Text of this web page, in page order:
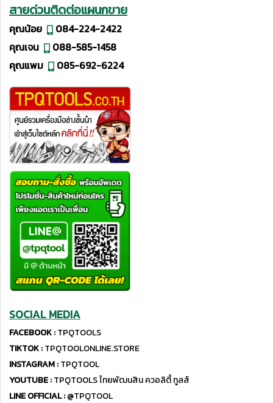
สายด่วนติดต่อแผนกขาย
คุณน้อย
084-224-2422
คุณเจน
088-585-1458
คุณแพม
085-692-6224
SOCIAL MEDIA
FACEBOOK :TPQTOOLS
TIKTOK :TPQTOOLONLINE.STORE
INSTAGRAM :TPQTOOL
YOUTUBE :TPQTOOLS ไทยพัฒนสิน ควอลิตี้ ทูลส์
LINE OFFICIAL :@TPQTOOL